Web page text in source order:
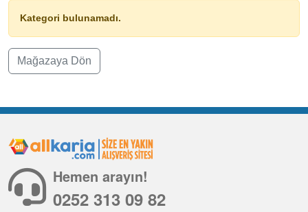
Kategori bulunamadı.
Mağazaya Dön
Hemen arayın!
0252 313 09 82